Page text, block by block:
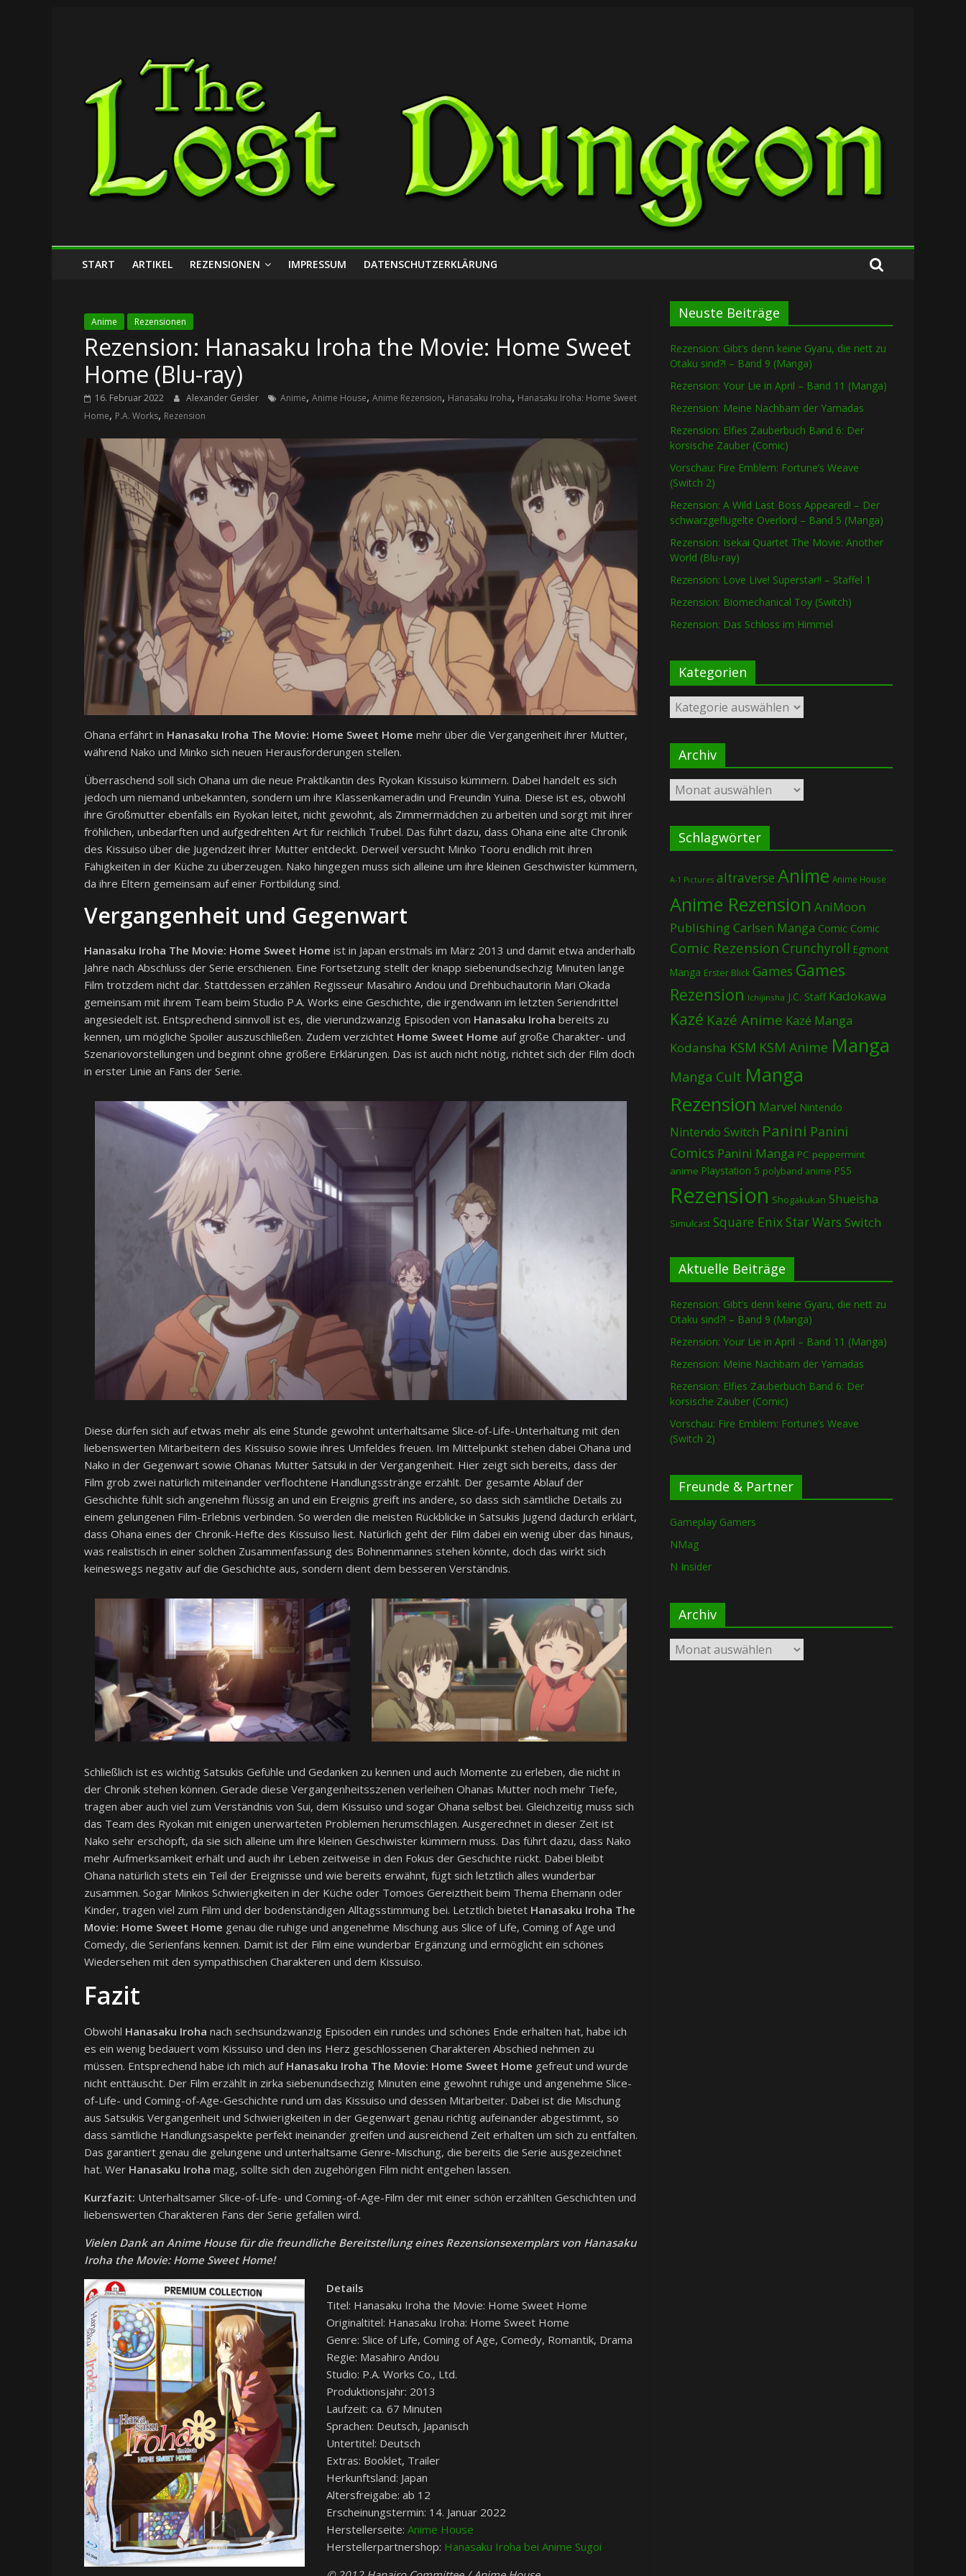
Lost
Dungeon
START ARTIKEL REZENSIONEN IMPRESSUM DATENSCHUTZERKLÄRUNG
Anime Rezensionen
Rezension: Hanasaku Iroha the Movie: Home Sweet
Home (Blu-ray)
16. Februar 2022 Alexander Geisler Anime, Anime House, Anime Rezension, Hanasaku Iroha, Hanasaku Iroha: Home Sweet
Home, P.A. Works, Rezension
Ohana erfährt in Hanasaku Iroha The Movie: Home Sweet Home mehr über die Vergangenheit ihrer Mutter,
während Nako und Minko sich neuen Herausforderungen stellen.
Überraschend soll sich Ohana um die neue Praktikantin des Ryokan Kissuiso kümmern. Dabei handelt es sich
jedoch um niemand unbekannten, sondern um ihre Klassenkameradin und Freundin Yuina. Diese ist es, obwohl
ihre Großmutter ebenfalls ein Ryokan leitet, nicht gewohnt, als Zimmermädchen zu arbeiten und sorgt mit ihrer
fröhlichen, unbedarften und aufgedrehten Art für reichlich Trubel. Das führt dazu, dass Ohana eine alte Chronik
des Kissuiso über die Jugendzeit ihrer Mutter entdeckt. Derweil versucht Minko Tooru endlich mit ihren
Fähigkeiten in der Küche zu überzeugen. Nako hingegen muss sich alleine um ihre kleinen Geschwister kümmern,
da ihre Eltern gemeinsam auf einer Fortbildung sind.
Vergangenheit und Gegenwart
Hanasaku Iroha The Movie: Home Sweet Home ist in Japan erstmals im März 2013 und damit etwa anderhalb
Jahre nach Abschluss der Serie erschienen. Eine Fortsetzung stellt der knapp siebenundsechzig Minuten lange
Film trotzdem nicht dar. Stattdessen erzählen Regisseur Masahiro Andou und Drehbuchautorin Mari Okada
gemeinsam mit ihrem Team beim Studio P.A. Works eine Geschichte, die irgendwann im letzten Seriendrittel
angesiedelt ist. Entsprechend sinnvoll ist es, die vierundzwanzig Episoden von Hanasaku Iroha bereits zu
kennen, um mögliche Spoiler auszuschließen. Zudem verzichtet Home Sweet Home auf große Charakter- und
Szenariovorstellungen und beginnt ohne größere Erklärungen. Das ist auch nicht nötig, richtet sich der Film doch
in erster Linie an Fans der Serie.
Diese dürfen sich auf etwas mehr als eine Stunde gewohnt unterhaltsame Slice-of-Life-Unterhaltung mit den
liebenswerten Mitarbeitern des Kissuiso sowie ihres Umfeldes freuen. Im Mittelpunkt stehen dabei Ohana und
Nako in der Gegenwart sowie Ohanas Mutter Satsuki in der Vergangenheit. Hier zeigt sich bereits, dass der
Film grob zwei natürlich miteinander verflochtene Handlungsstränge erzählt. Der gesamte Ablauf der
Geschichte fühlt sich angenehm flüssig an und ein Ereignis greift ins andere, so dass sich sämtliche Details zu
einem gelungenen Film-Erlebnis verbinden. So werden die meisten Rückblicke in Satsukis Jugend dadurch erklärt,
dass Ohana eines der Chronik-Hefte des Kissuiso liest. Natürlich geht der Film dabei ein wenig über das hinaus,
was realistisch in einer solchen Zusammenfassung des Bohnenmannes stehen könnte, doch das wirkt sich
keineswegs negativ auf die Geschichte aus, sondern dient dem besseren Verständnis.
Schließlich ist es wichtig Satsukis Gefühle und Gedanken zu kennen und auch Momente zu erleben, die nicht in
der Chronik stehen können. Gerade diese Vergangenheitsszenen verleihen Ohanas Mutter noch mehr Tiefe,
tragen aber auch viel zum Verständnis von Sui, dem Kissuiso und sogar Ohana selbst bei. Gleichzeitig muss sich
das Team des Ryokan mit einigen unerwarteten Problemen herumschlagen. Ausgerechnet in dieser Zeit ist
Nako sehr erschöpft, da sie sich alleine um ihre kleinen Geschwister kümmern muss. Das führt dazu, dass Nako
mehr Aufmerksamkeit erhält und auch ihr Leben zeitweise in den Fokus der Geschichte rückt. Dabei bleibt
Ohana natürlich stets ein Teil der Ereignisse und wie bereits erwähnt, fügt sich letztlich alles wunderbar
zusammen. Sogar Minkos Schwierigkeiten in der Küche oder Tomoes Gereiztheit beim Thema Ehemann oder
Kinder, tragen viel zum Film und der bodenständigen Alltagsstimmung bei. Letztlich bietet Hanasaku Iroha The
Movie: Home Sweet Home genau die ruhige und angenehme Mischung aus Slice of Life, Coming of Age und
Comedy, die Serienfans kennen. Damit ist der Film eine wunderbar Ergänzung und ermöglicht ein schönes
Wiedersehen mit den sympathischen Charakteren und dem Kissuiso.
Fazit
Obwohl Hanasaku Iroha nach sechsundzwanzig Episoden ein rundes und schönes Ende erhalten hat, habe ich
es ein wenig bedauert vom Kissuiso und den ins Herz geschlossenen Charakteren Abschied nehmen zu
müssen. Entsprechend habe ich mich auf Hanasaku Iroha The Movie: Home Sweet Home gefreut und wurde
nicht enttäuscht. Der Film erzählt in zirka siebenundsechzig Minuten eine gewohnt ruhige und angenehme Slice-
of-Life- und Coming-of-Age-Geschichte rund um das Kissuiso und dessen Mitarbeiter. Dabei ist die Mischung
aus Satsukis Vergangenheit und Schwierigkeiten in der Gegenwart genau richtig aufeinander abgestimmt, so
dass sämtliche Handlungsaspekte perfekt ineinander greifen und ausreichend Zeit erhalten um sich zu entfalten.
Das garantiert genau die gelungene und unterhaltsame Genre-Mischung, die bereits die Serie ausgezeichnet
hat. Wer Hanasaku Iroha mag, sollte sich den zugehörigen Film nicht entgehen lassen.
Kurzfazit: Unterhaltsamer Slice-of-Life- und Coming-of-Age-Film der mit einer schön erzählten Geschichten und
liebenswerten Charakteren Fans der Serie gefallen wird.
Vielen Dank an Anime House für die freundliche Bereitstellung eines Rezensionsexemplars von Hanasaku
Iroha the Movie: Home Sweet Home!
Details
Titel: Hanasaku Iroha the Movie: Home Sweet Home
Originaltitel: Hanasaku Iroha: Home Sweet Home
Genre: Slice of Life, Coming of Age, Comedy, Romantik, Drama
Regie: Masahiro Andou
Studio: P.A. Works Co., Ltd.
Produktionsjahr: 2013
Laufzeit: ca. 67 Minuten
Sprachen: Deutsch, Japanisch
Untertitel: Deutsch
Extras: Booklet, Trailer
Herkunftsland: Japan
Altersfreigabe: ab 12
Erscheinungstermin: 14. Januar 2022
Herstellerseite: Anime House
Herstellerpartnershop: Hanasaku Iroha bei Anime Sugoi
Neuste Beiträge
Rezension: Gibt’s denn keine Gyaru, die nett zu
Otaku sind?! – Band 9 (Manga)
Rezension: Your Lie in April – Band 11 (Manga)
Rezension: Meine Nachbarn der Yamadas
Rezension: Elfies Zauberbuch Band 6: Der
korsische Zauber (Comic)
Vorschau: Fire Emblem: Fortune’s Weave
(Switch 2)
Rezension: A Wild Last Boss Appeared! – Der
schwarzgeflügelte Overlord – Band 5 (Manga)
Rezension: Isekai Quartet The Movie: Another
World (Blu-ray)
Rezension: Love Live! Superstar!! – Staffel 1
Rezension: Biomechanical Toy (Switch)
Rezension: Das Schloss im Himmel
Kategorien
Kategorien
Archiv
Archiv
Schlagwörter
A-1 Pictures altraverse Anime Anime House
Anime Rezension AniMoon
PublishingCarlsen Manga Comic Comic
Comic Rezension Crunchyroll Egmont
Manga Erster Blick Games Games
Rezension Ichijinsha J.C. Staff Kadokawa
Kazé Kazé Anime Kazé Manga
Kodansha KSM KSM Anime Manga
Manga Cult Manga
Rezension Marvel Nintendo
Nintendo Switch Panini Panini
Comics Panini Manga PC peppermint
anime Playstation 5 polyband anime PS5
Rezension Shogakukan Shueisha
Simulcast Square EnixStar Wars Switch
Aktuelle Beiträge
Rezension: Gibt’s denn keine Gyaru, die nett zu
Otaku sind?! – Band 9 (Manga)
Rezension: Your Lie in April – Band 11 (Manga)
Rezension: Meine Nachbarn der Yamadas
Rezension: Elfies Zauberbuch Band 6: Der
korsische Zauber (Comic)
Vorschau: Fire Emblem: Fortune’s Weave
(Switch 2)
Freunde & Partner
Gameplay Gamers
NMag
N Insider
Archiv
Archiv